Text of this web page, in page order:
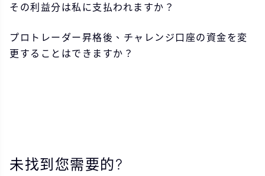
その利益分は私に支払われますか？
プロトレーダー昇格後、チャレンジ口座の資金を変
更することはできますか？
未找到您需要的?